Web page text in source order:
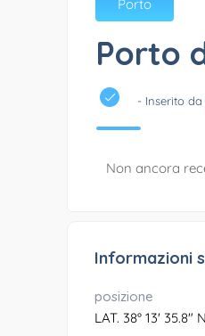
Porto
Porto
- Inserito da
Non ancora
Informazioni
posizione
LAT. 38° 13' 35.8"